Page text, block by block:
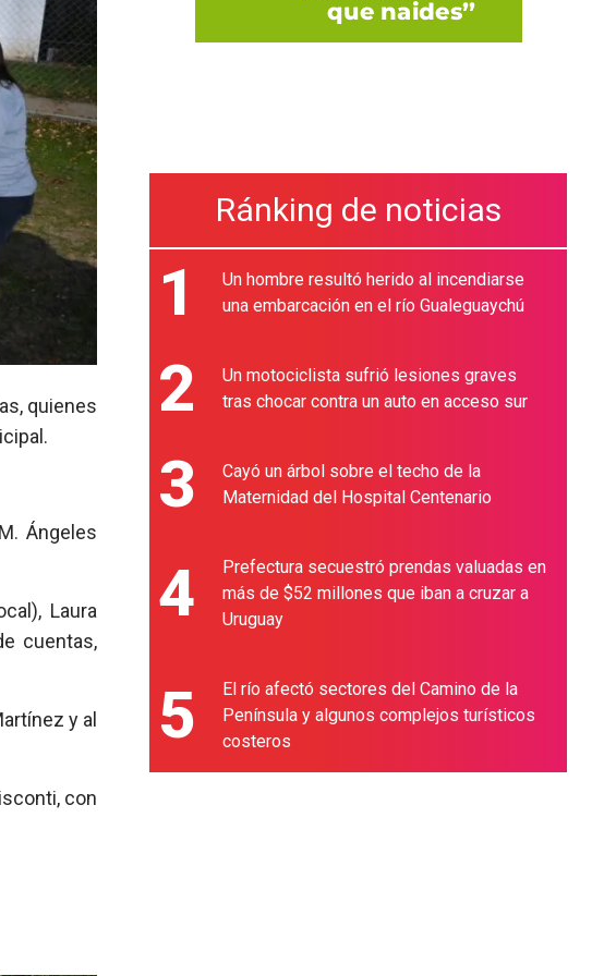
Ángeles
Laura
cuentas,
y al
con
Ránking de noticias
1
Un hombre resultó herido al incendiarse
una embarcación en el río Gualeguaychú
2
Un motociclista sufrió lesiones graves
tras chocar contra un auto en acceso sur
3
Cayó un árbol sobre el techo de la
Maternidad del Hospital Centenario
4
Prefectura secuestró prendas valuadas en
más de $52 millones que iban a cruzar a
Uruguay
5
El río afectó sectores del Camino de la
Península y algunos complejos turísticos
costeros